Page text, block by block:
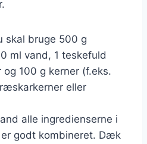
skal bruge 500 g
ml vand, 1 teskefuld
100 g kerner (f.eks.
eller
alle ingredienserne i
godt kombineret. Dæk